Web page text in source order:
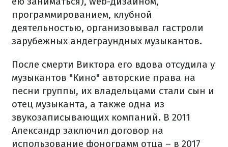
программированием, клубной
деятельностью, организовывал гастроли
зарубежных андеграундных музыкантов.
После смерти Виктора его вдова отсудила у
музыкантов "Кино" авторские права на
песни группы, их владельцами стали сын и
отец музыканта, а также одна из
звукозаписывающих компаний. В 2011
Александр заключил договор на
использование фонограмм отца – в 2017